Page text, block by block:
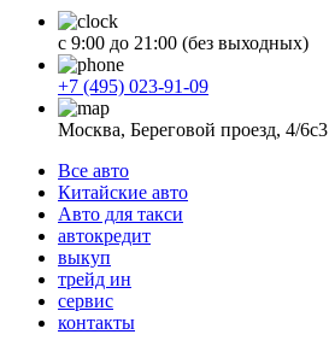
с 9:00 до 21:00 (без выходных)
+7 (495) 023-91-09
Москва, Береговой проезд, 4/6с3
Все авто
Китайские авто
Авто для такси
автокредит
выкуп
трейд ин
сервис
контакты